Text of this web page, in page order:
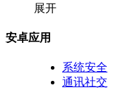
展开
安卓应用
系统安全
通讯社交